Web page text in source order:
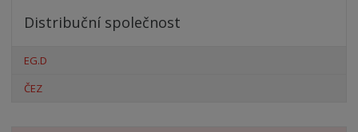
Distribuční společnost
EG.D
ČEZ